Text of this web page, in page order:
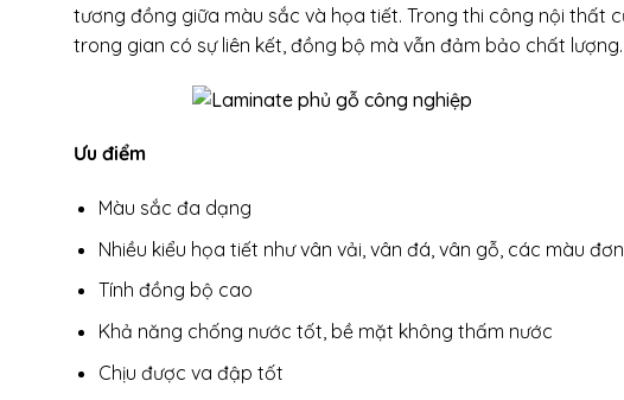
tương đồng giữa màu sắc và họa tiết. Trong thi công nội thất
trong gian có sự liên kết, đồng bộ mà vẫn đảm bảo chất lượng.
Ưu điểm
Màu sắc đa dạng
Nhiều kiểu họa tiết như vân vải, vân đá, vân gỗ, các màu
Tính đồng bộ cao
Khả năng chống nước tốt, bề mặt không thấm nước
Chịu được va đập tốt